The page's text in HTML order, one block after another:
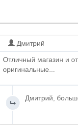
Дмитрий
Отличный магазин и
оригинальные...
Дмитрий,